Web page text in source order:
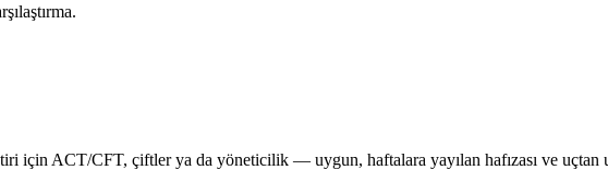
için ACT/CFT, çiftler ya da yöneticilik — uygun, haftalara yayılan hafızası ve